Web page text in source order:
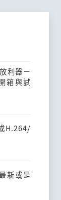
利器－
箱與試
H.264/
新或是